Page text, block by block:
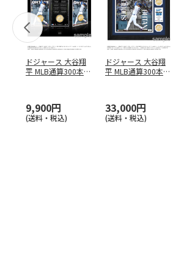
ドジャース 大谷翔
平 MLB通算300本塁
9,900円
(送料・税込)
ドジャース 大谷翔
平 MLB通算300本塁
33,000円
(送料・税込)